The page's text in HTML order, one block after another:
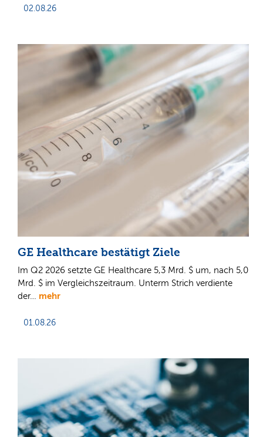
02.08.26
GE Healthcare bestätigt Ziele
Im Q2 2026 setzte GE Healthcare 5,3 Mrd. $ um, nach 5,0
Mrd. $ im Vergleichszeitraum. Unterm Strich verdiente
der… mehr
01.08.26